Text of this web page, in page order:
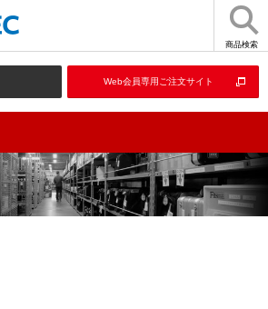
商品検索
Web会員専用ご注文サイト